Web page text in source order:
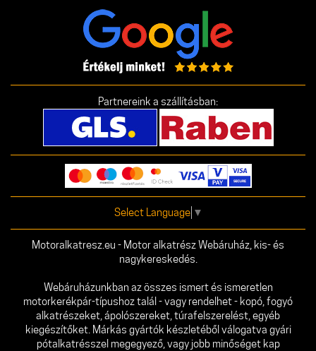
Partnereink a szállításban:
Select Language ▼
Motoralkatresz.eu - Motor alkatrész Webáruház, kis- és
nagykereskedés.
Webáruházunkban az összes ismert és ismeretlen
motorkerékpár-típushoz talál - vagy rendelhet - kopó, fogyó
alkatrészeket, ápolószereket, túrafelszerelést, egyéb
kiegészítőket. Márkás gyártók készletéből válogatva gyári
pótalkatrésszel megegyező, vagy jobb minőséget kap